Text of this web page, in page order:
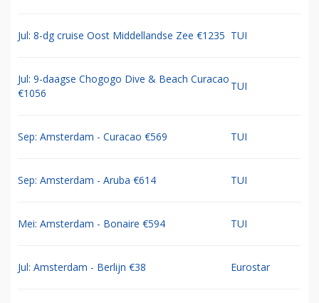
Jul: 8-dg cruise Oost Middellandse Zee €1235 TUI
Jul: 9-daagse Chogogo Dive & Beach Curacao
€1056
TUI
Sep: Amsterdam - Curacao €569 TUI
Sep: Amsterdam - Aruba €614 TUI
Mei: Amsterdam - Bonaire €594 TUI
Jul: Amsterdam - Berlijn €38 Eurostar